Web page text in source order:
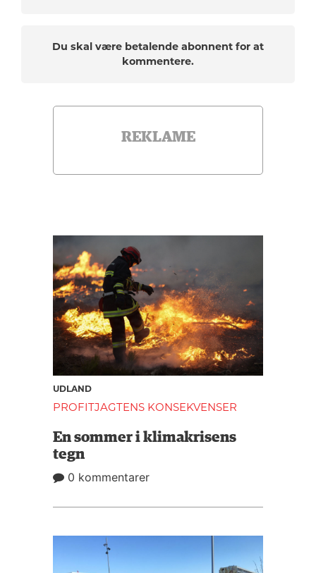
Du skal være betalende abonnent for at
kommentere.
REKLAME
UDLAND
PROFITJAGTENS KONSEKVENSER
En sommer i klimakrisens
tegn
0 kommentarer